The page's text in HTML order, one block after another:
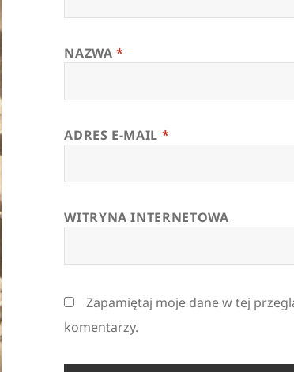
NAZWA*
ADRES E-MAIL *
WITRYNA INTERNETOWA
Zapamiętaj moje dane w tej
komentarzy.